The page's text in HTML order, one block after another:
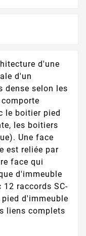
d'une
d'un
dense selon les
comporte
le boitier pied
les boitiers
Une face
est reliée par
face qui
d'immeuble
raccords SC-
d'immeuble
liens complets